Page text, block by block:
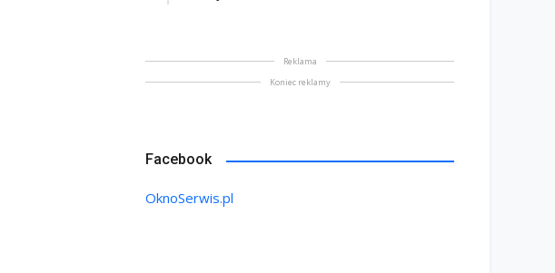
Reklama
Koniec reklamy
Facebook
OknoSerwis.pl